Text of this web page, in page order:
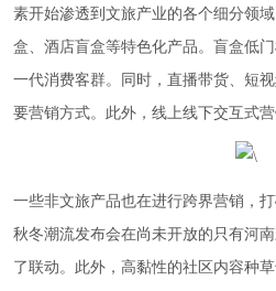
素开始渗透到文旅产业的各个细分领
盒、酒店盲盒等特色化产品。盲盒低
一代消费客群。同时，直播带货、短
要营销方式。此外，线上线下交互式
一些非文旅产品也在进行跨界营销，
秋冬潮流发布会在尚未开放的只有河
了联动。此外，高黏性的社区内容种